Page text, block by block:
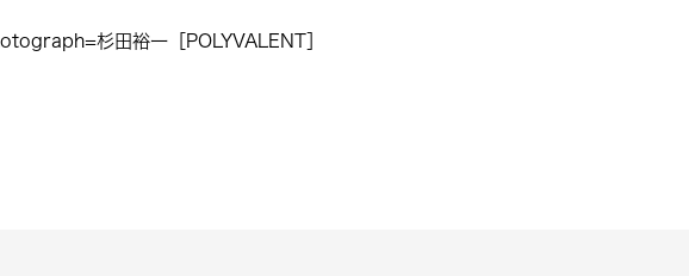
杉田裕一［POLYVALENT］